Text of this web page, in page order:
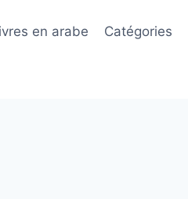
en arabe Catégories